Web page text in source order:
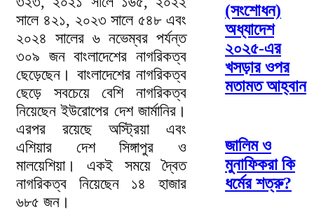
সালে ৪২১, ২০২৩ সালে ৫৪৮ এবং
২০২৪ সালের ৬ নভেম্বর পর্যন্ত
৩০৯ জন বাংলাদেশের নাগরিকত্ব
ছেড়েছেন। বাংলাদেশের নাগরিকত্ব
ছেড়ে সবচেয়ে বেশি নাগরিকত্ব
নিয়েছেন ইউরোপের দেশ জার্মানির।
এরপর রয়েছে অস্ট্রিয়া এবং
এশিয়ার দেশ সিঙ্গাপুর ও
মালয়েশিয়া। একই সময়ে দ্বৈত
নাগরিকত্ব নিয়েছেন ১৪ হাজার
৬৮৫ জন।
(সংশোধন)
অধ্যাদেশ
২০২৫-এর
খসড়ার ওপর
মতামত আহ্বান
জালিম ও
মুনাফিকরা কি
ধর্মের শত্রু?